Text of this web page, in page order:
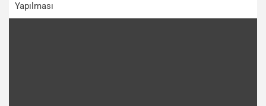
Yapılması